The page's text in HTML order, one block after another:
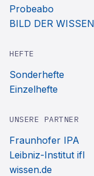
Probeabo
BILD DER
HEFTE
Sonderhefte
Einzelhefte
UNSERE PARTNER
Fraunhofer IPA
Leibniz-Institut ifl
wissen.de